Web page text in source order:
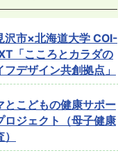
沢市×北海道大学 COI-
「こころとカラダの
フデザイン共創拠点」
とこどもの健康サポー
ロジェクト（母子健康